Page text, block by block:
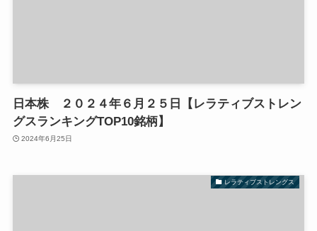
日本株 ２０２４年６月２５日【レラティブストレン
グスランキングTOP10銘柄】
2024年6月25日
レラティブストレングス